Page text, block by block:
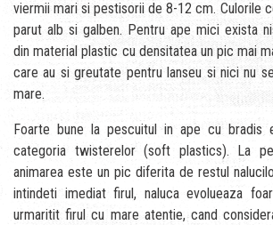
viermii mari si pestisorii de 8-12 cm. Culorile
parut alb si galben. Pentru ape mici exista
din material plastic cu densitatea un pic mai
care au si greutate pentru lanseu si nici nu
mare.
Foarte bune la pescuitul in ape cu bradis
categoria twisterelor (soft plastics). La
animarea este un pic diferita de restul
intindeti imediat firul, naluca evolueaza
urmaritit firul cu mare atentie, cand